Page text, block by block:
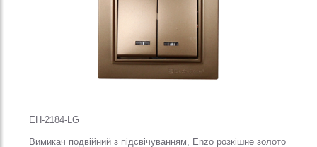
EH-2184-LG
Вимикач подвійний з підсвічуванням, Enzo розкішне золото